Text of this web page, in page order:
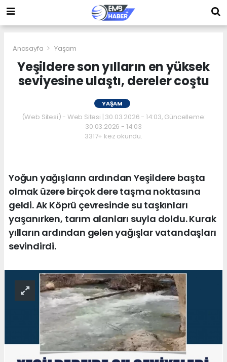
Anasayfa Yaşam
Yeşildere son yılların en yüksek
seviyesine ulaştı, dereler coştu
YAŞAM
(Web Sitesi) - Web Sitesi | 30.03.2026 - 14:03, Güncelleme:
30.03.2026 - 14:03
3317+ kez okundu.
Yoğun yağışların ardından Yeşildere başta
olmak üzere birçok dere taşma noktasına
geldi. Ak Köprü çevresinde su taşkınları
yaşanırken, tarım alanları suyla doldu. Kurak
yılların ardından gelen yağışlar vatandaşları
sevindirdi.